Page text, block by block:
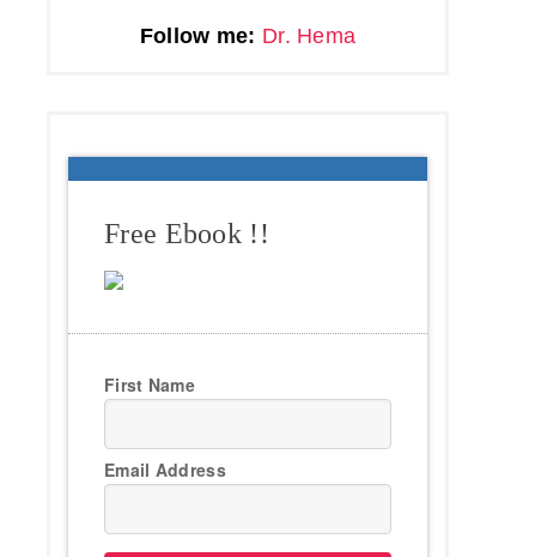
Follow me: Dr. Hema
Free Ebook !!
First Name
Email Address